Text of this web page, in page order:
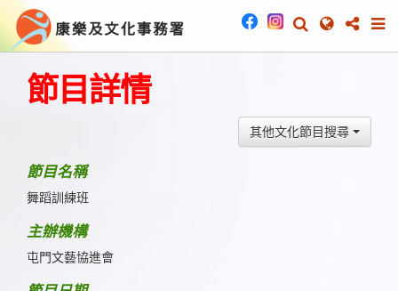
節目詳情
其他文化節目搜尋
節目名稱
舞蹈訓練班
主辦機構
屯門文藝協進會